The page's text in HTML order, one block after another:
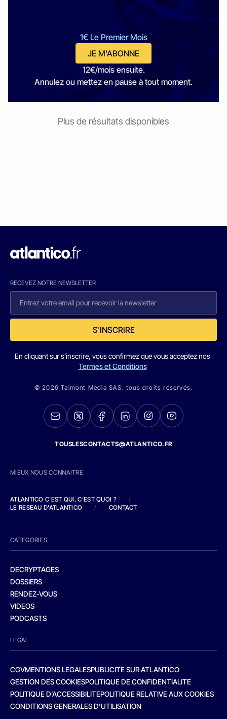
1€ Le Premier Mois
JE M'ABONNE
12€/mois ensuite.
Annulez ou mettez en pause à tout moment.
Plus de résultats disponibles
RECEVEZ NOTRE NEWSLETTER
S'INSCRIRE
En cliquant sur s'inscrire, vous confirmez que vous acceptez nos
Termes et Conditions
© 2026 Talmont Media SAS. tous droits réservés.
TOUSLESCONTACTS@ATLANTICO.FR
MIEUX NOUS CONNAITRE
ATLANTICO C'EST QUI, C'EST QUOI ?
/
LE RESEAU D'ATLANTICO
/ CONTACT
CATEGORIES
DECRYPTAGES
DOSSIERS
RENDEZ-VOUS
VIDEOS
PODCASTS
LEGAL
CGVMENTIONS LEGALESPUBLICITE SUR ATLANTICO
GESTION DES COOKIESPOLITIQUE DE CONFIDENTIALITE
POLITIQUE D’ACCESSIBILITEPOLITIQUE RELATIVE AUX COOKIES
CONDITIONS GENERALES D’UTILISATION